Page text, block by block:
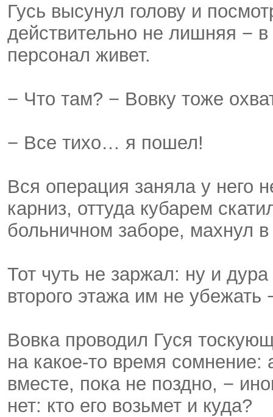
Гусь высунул голову и
действительно не лишняя −
персонал живет.
− Что там? − Вовку тоже
− Все тихо… я пошел!
Вся операция заняла у него
карниз, оттуда кубарем
больничном заборе, махнул
Тот чуть не заржал: ну и
второго этажа им не убежать
Вовка проводил Гуся
на какое-то время сомнение:
вместе, пока не поздно, −
нет: кто его возьмет и куда?